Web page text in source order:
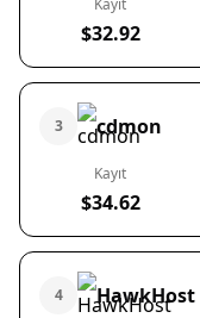
Kayıt
$32.92
3 cdmon
Kayıt
$34.62
4 HawkHost